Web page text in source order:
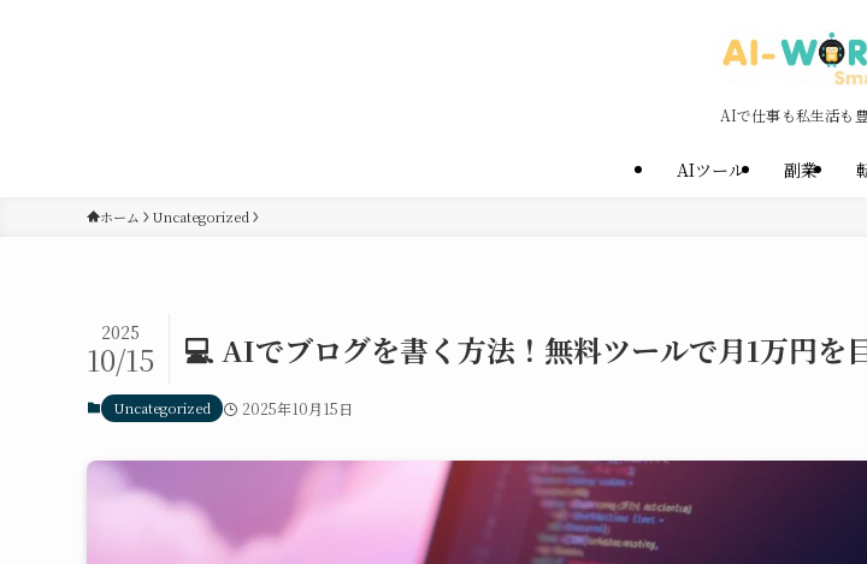
AIで仕事も私生活も
AIツール 副業
ホーム Uncategorized
💻 AIでブログを書く方法！無料ツールで月1万円を
2025
10/15
Uncategorized 2025年10月15日